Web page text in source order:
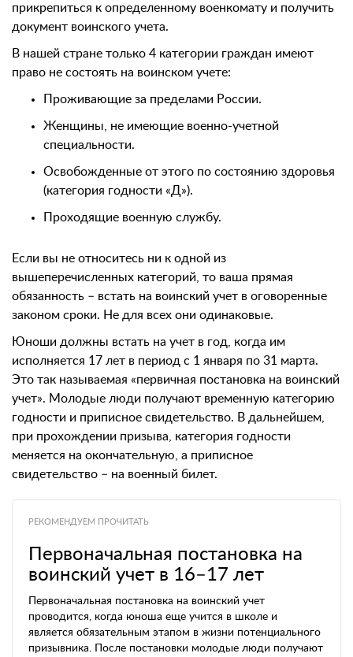
прикрепиться к определенному военкомату и получить
документ воинского учета.
В нашей стране только 4 категории граждан имеют
право не состоять на воинском учете:
Проживающие за пределами России.
Женщины, не имеющие военно-учетной
специальности.
Освобожденные от этого по состоянию здоровья
(категория годности «Д»).
Проходящие военную службу.
Если вы не относитесь ни к одной из
вышеперечисленных категорий, то ваша прямая
обязанность – встать на воинский учет в оговоренные
законом сроки. Не для всех они одинаковые.
Юноши должны встать на учет в год, когда им
исполняется 17 лет в период с 1 января по 31 марта.
Это так называемая «первичная постановка на воинский
учет». Молодые люди получают временную категорию
годности и приписное свидетельство. В дальнейшем,
при прохождении призыва, категория годности
меняется на окончательную, а приписное
свидетельство – на военный билет.
РЕКОМЕНДУЕМ ПРОЧИТАТЬ
Первоначальная постановка на
воинский учет в 16–17 лет
Первоначальная постановка на воинский учет
проводится, когда юноша еще учится в школе и
является обязательным этапом в жизни потенциального
призывника. После постановки молодые люди получают